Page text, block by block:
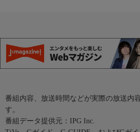
番組内容、放送時間などが実際の放送内
す。
番組データ提供元：IPG Inc.